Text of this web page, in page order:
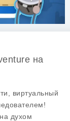
на
виртуальный
духом